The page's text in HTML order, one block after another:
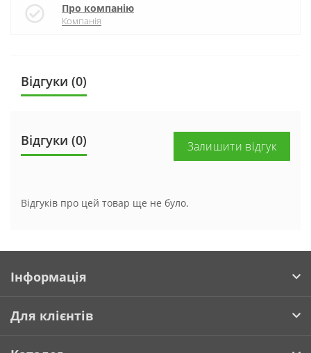
Про компанію
Компанія
Відгуки (0)
Відгуки (0) Залишити відгук
Відгуків про цей товар ще не було.
Інформація
Для клієнтів